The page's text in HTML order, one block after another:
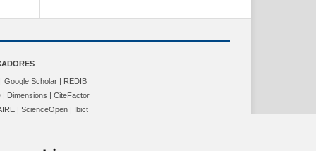
Google Scholar | REDIB
| Dimensions | CiteFactor
| ScienceOpen | Ibict